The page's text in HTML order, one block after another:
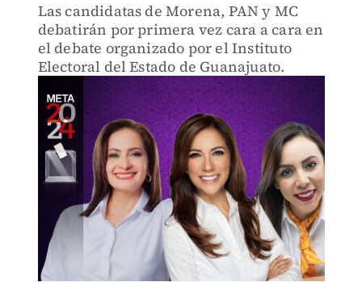
Las candidatas de Morena, PAN y MC
debatirán por primera vez cara a cara en
el debate organizado por el Instituto
Electoral del Estado de Guanajuato.